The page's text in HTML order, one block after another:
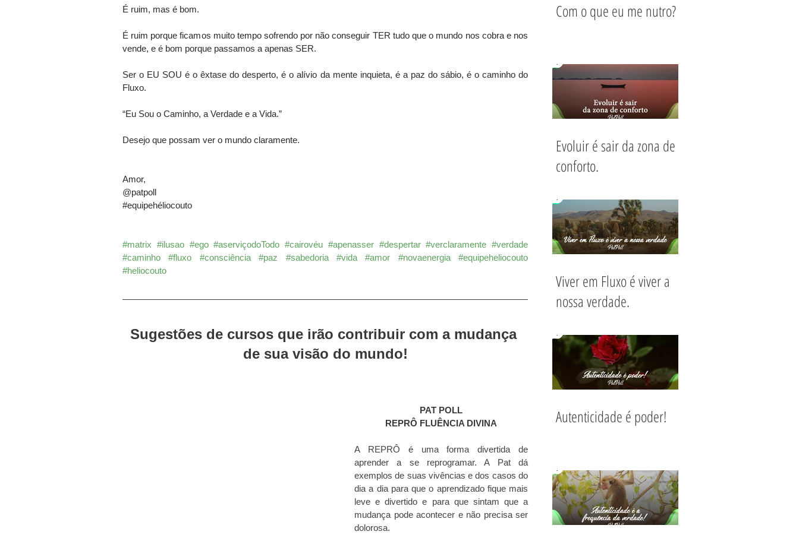
É ruim, mas é bom.
É ruim porque ficamos muito tempo sofrendo por não conseguir TER tudo que o mundo nos cobra e nos
vende, e é bom porque passamos a apenas SER.
Ser o EU SOU é o êxtase do desperto, é o alívio da mente inquieta, é a paz do sábio, é o caminho do
Fluxo.
“Eu Sou o Caminho, a Verdade e a Vida.”
Desejo que possam ver o mundo claramente.
Amor,
@‌patpoll
#equipehéliocouto
#matrix #ilusao #ego #aserviçodoTodo #cairovéu #apenasser #despertar #verclaramente #verdade
#caminho
#fluxo #consciência #paz #sabedoria #vida #amor #novaenergia
#equipeheliocouto
#heliocouto
Sugestões de cursos que irão contribuir com a mudança
de sua visão do mundo!
PAT POLL
REPRÔ FLUÊNCIA DIVINA
A REPRÔ é uma forma divertida de
aprender a se reprogramar. A Pat dá
exemplos de suas vivências e dos casos do
dia a dia para que o aprendizado fique mais
leve e divertido e para que sintam que a
mudança pode acontecer e não precisa ser
dolorosa.
Com o que eu me nutro?
Evoluir é sair da zona de
conforto.
Viver em Fluxo é viver a
nossa verdade.
Autenticidade é poder!